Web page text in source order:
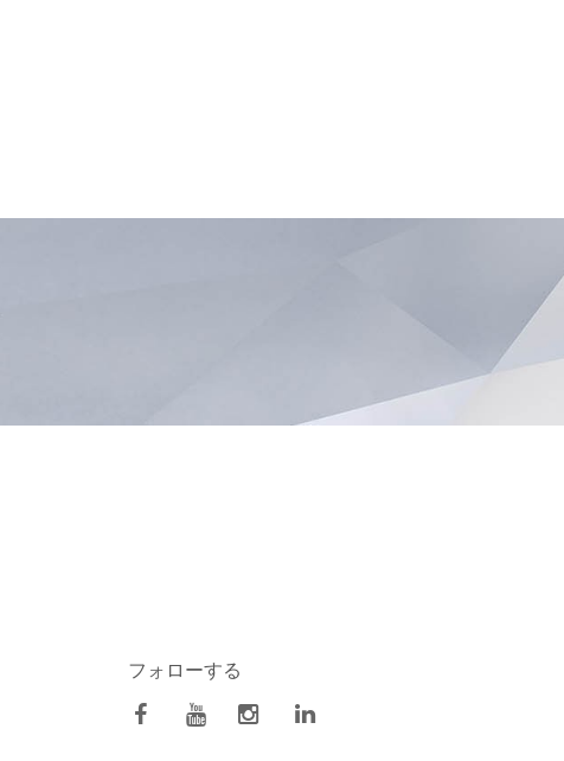
フォローする
facebookYoutubeInstagram